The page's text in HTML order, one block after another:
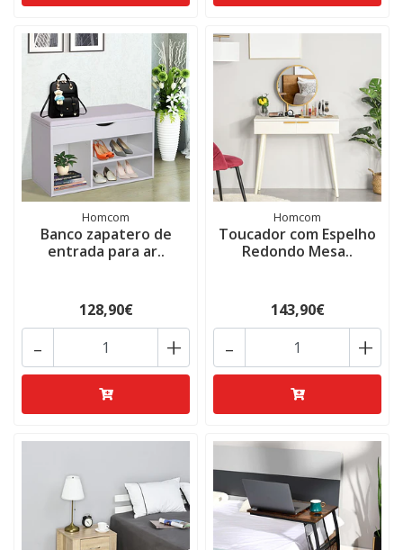
Homcom
Banco zapatero de
entrada para ar..
128,90€
+
-
Homcom
Toucador com Espelho
Redondo Mesa..
143,90€
+
-